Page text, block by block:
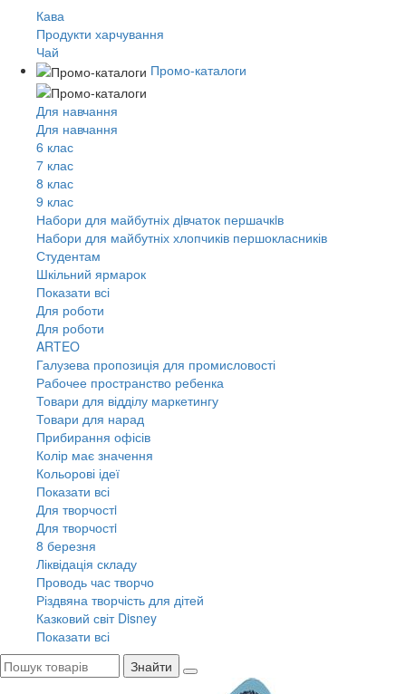
Кава
Продукти харчування
Чай
Промо-каталоги
Для навчання
Для навчання
6 клас
7 клас
8 клас
9 клас
Набори для майбутніх дiвчаток першачкiв
Набори для майбутніх хлопчиків першокласників
Студентам
Шкільний ярмарок
Показати всі
Для роботи
Для роботи
ARTEO
Галузева пропозиція для промисловості
Рабочее пространство ребенка
Товари для відділу маркетингу
Товари для нарад
Прибирання офісів
Колір має значення
Кольорові ідеї
Показати всі
Для творчостi
Для творчостi
8 березня
Ліквідація складу
Проводь час творчо
Різдвяна творчість для дітей
Казковий світ Disney
Показати всі
Знайти